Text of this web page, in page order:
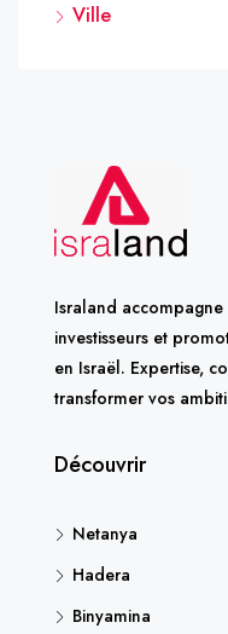
Ville
Israland
investisseurs et
en Israël. Expertise,
transformer vos
Découvrir
Netanya
Hadera
Binyamina